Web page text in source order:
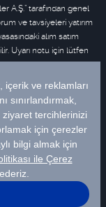
A.Ş.” tarafından genel
ve tavsiyeleri yatırım
alım satım
Uyarı notu için lütfen
A.Ş.’ye aittir. Bu
bir amaçla, kısmen
veya değiştirilemez.
Uyarı notu